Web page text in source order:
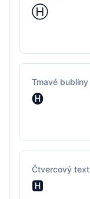
Ⓗ
Tmavé bubliny
🅗
Čtvercový text
🅷